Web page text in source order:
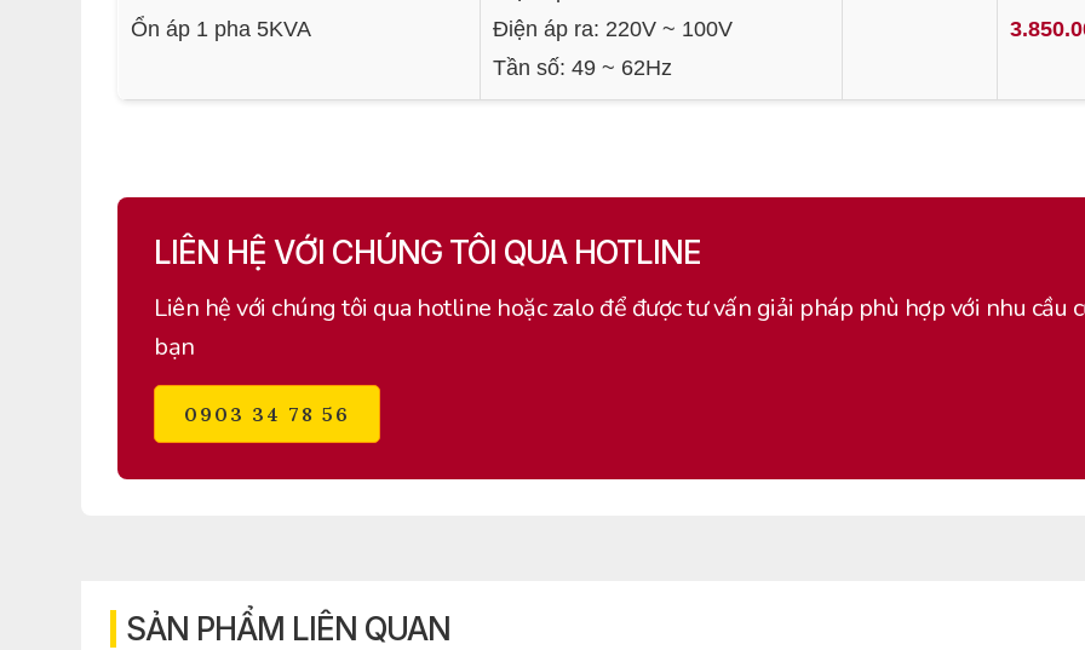
Ổn áp 1 pha 5KVA
Điện áp ra: 220V ~ 100V
Tần số: 49 ~ 62Hz
LIÊN HỆ VỚI CHÚNG TÔI QUA HOTLINE
Liên hệ với chúng tôi qua hotline hoặc zalo để được tư vấn giải pháp phù hợp với nhu cầu
bạn
0903 34 78 56
SẢN PHẨM LIÊN QUAN